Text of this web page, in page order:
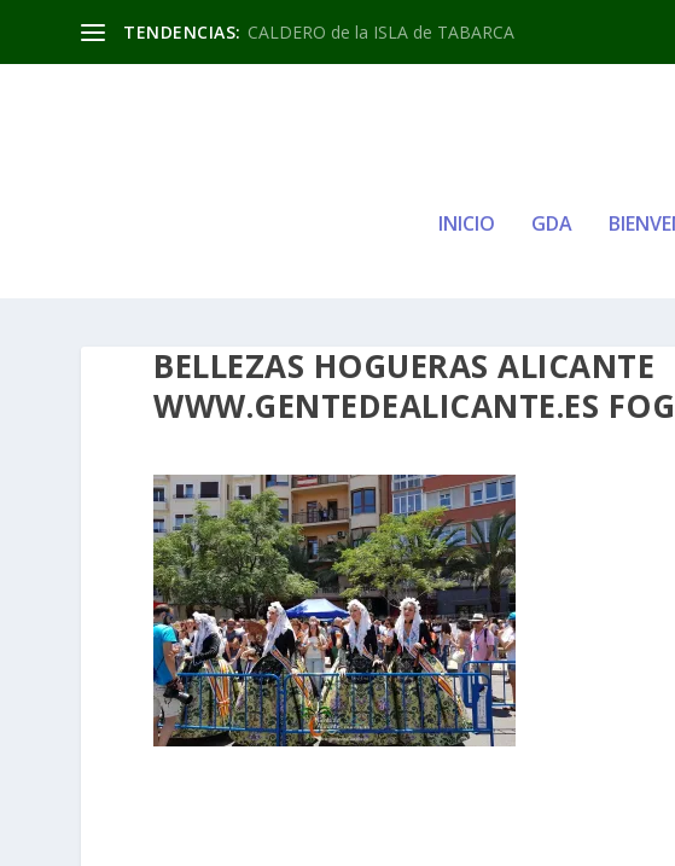
TENDENCIAS: CALDERO de la ISLA de TABARCA
INICIO GDA
BELLEZAS HOGUERAS ALICANTE
WWW.GENTEDEALICANTE.ES